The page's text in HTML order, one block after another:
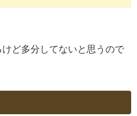
ど多分してないと思うので